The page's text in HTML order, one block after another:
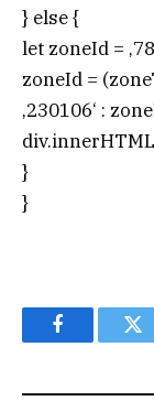
} else {
let zoneId =
zoneId =
‚230106‘ :
div.innerHTML
}
}
Facebook